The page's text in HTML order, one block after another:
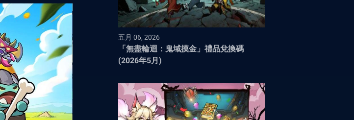
五月 06, 2026
「無盡輪迴：鬼域摸金」禮品兌換碼
(2026年5月)